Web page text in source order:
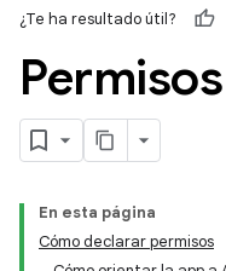
¿Te ha resultado útil?
En esta página
Cómo declarar permisos